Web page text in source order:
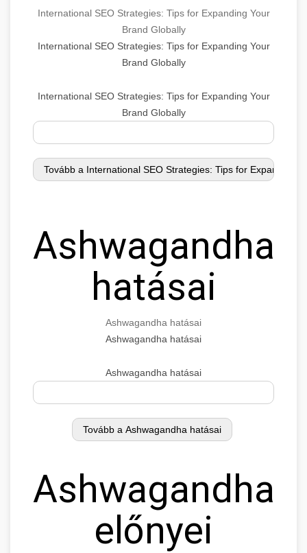
International SEO Strategies: Tips for Expanding Your
Brand Globally
International SEO Strategies: Tips for Expanding Your
Brand Globally
International SEO Strategies: Tips for Expanding Your
Brand Globally
Ashwagandha
hatásai
Ashwagandha hatásai
Ashwagandha hatásai
Ashwagandha hatásai
Ashwagandha
előnyei